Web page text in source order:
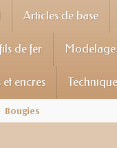
Articles de base
de fer
et encres
Bougies